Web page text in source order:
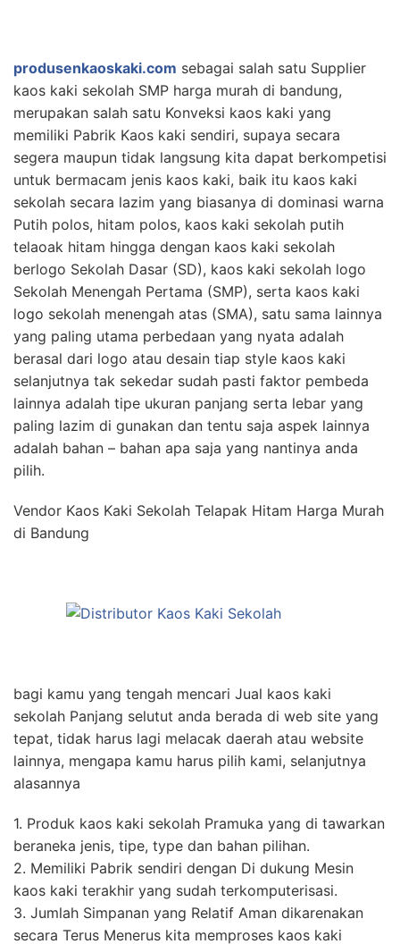
produsenkaoskaki.com sebagai salah satu Supplier
kaos kaki sekolah SMP harga murah di bandung,
merupakan salah satu Konveksi kaos kaki yang
memiliki Pabrik Kaos kaki sendiri, supaya secara
segera maupun tidak langsung kita dapat berkompetisi
untuk bermacam jenis kaos kaki, baik itu kaos kaki
sekolah secara lazim yang biasanya di dominasi warna
Putih polos, hitam polos, kaos kaki sekolah putih
telaoak hitam hingga dengan kaos kaki sekolah
berlogo Sekolah Dasar (SD), kaos kaki sekolah logo
Sekolah Menengah Pertama (SMP), serta kaos kaki
logo sekolah menengah atas (SMA), satu sama lainnya
yang paling utama perbedaan yang nyata adalah
berasal dari logo atau desain tiap style kaos kaki
selanjutnya tak sekedar sudah pasti faktor pembeda
lainnya adalah tipe ukuran panjang serta lebar yang
paling lazim di gunakan dan tentu saja aspek lainnya
adalah bahan – bahan apa saja yang nantinya anda
pilih.
Vendor Kaos Kaki Sekolah Telapak Hitam Harga Murah
di Bandung
bagi kamu yang tengah mencari Jual kaos kaki
sekolah Panjang selutut anda berada di web site yang
tepat, tidak harus lagi melacak daerah atau website
lainnya, mengapa kamu harus pilih kami, selanjutnya
alasannya
1. Produk kaos kaki sekolah Pramuka yang di tawarkan
beraneka jenis, tipe, type dan bahan pilihan.
2. Memiliki Pabrik sendiri dengan Di dukung Mesin
kaos kaki terakhir yang sudah terkomputerisasi.
3. Jumlah Simpanan yang Relatif Aman dikarenakan
secara Terus Menerus kita memproses kaos kaki